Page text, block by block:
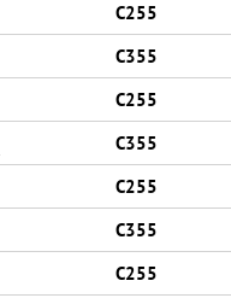
С255
С355
С255
С355
С255
С355
С255